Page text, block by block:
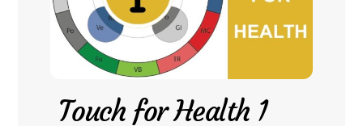
Touch for Health 1